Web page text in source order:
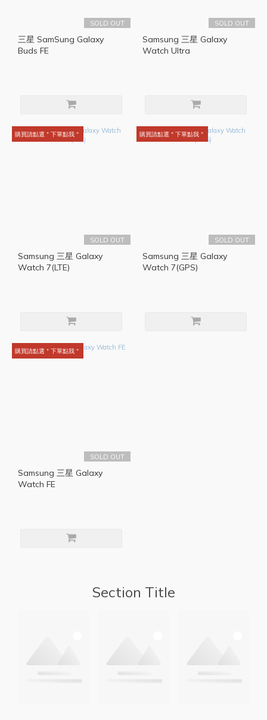
SOLD OUT
三星 SamSung Galaxy
Buds FE
SOLD OUT
Samsung 三星 Galaxy
Watch Ultra
購買請點選＂下單點我＂
SOLD OUT
Samsung 三星 Galaxy
Watch 7(LTE)
購買請點選＂下單點我＂
SOLD OUT
Samsung 三星 Galaxy
Watch 7(GPS)
購買請點選＂下單點我＂
SOLD OUT
Samsung 三星 Galaxy
Watch FE
Section Title